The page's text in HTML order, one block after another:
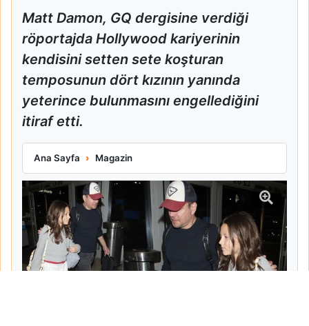
Matt Damon, GQ dergisine verdiği
röportajda Hollywood kariyerinin
kendisini setten sete koşturan
temposunun dört kızının yanında
yeterince bulunmasını engellediğini
itiraf etti.
Ana Sayfa Magazin
Matt Damon Babalık Pişmanlığını İtiraf Etti